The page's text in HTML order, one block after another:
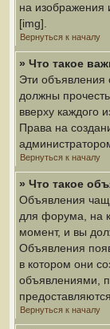
на изображения
[img].
Вернуться к началу
» Что такое
Эти
должны
вверху каждого
Права на
Вернуться к началу
» Что такое
Объявления
для форума, на
момент, и вы
Объявления
в котором они
объявлениями,
Вернуться к началу